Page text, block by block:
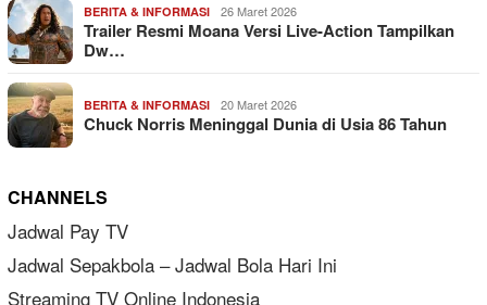
BERITA & INFORMASI 26 Maret 2026
Trailer Resmi Moana Versi Live-Action Tampilkan
Dw…
BERITA & INFORMASI 20 Maret 2026
Chuck Norris Meninggal Dunia di Usia 86 Tahun
CHANNELS
Jadwal Pay TV
Jadwal Sepakbola – Jadwal Bola Hari Ini
Streaming TV Online Indonesia